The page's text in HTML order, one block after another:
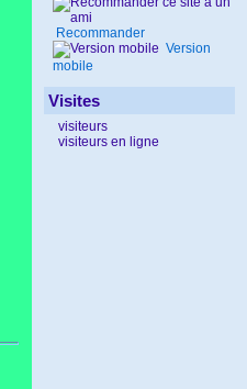
Recommander
Version
mobile
Visites
visiteurs
visiteurs en ligne